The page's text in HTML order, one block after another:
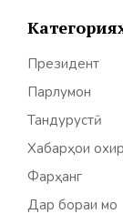
Президент
Парлумон
Тандурустӣ
Хабарҳои
Фарҳанг
Дар бораи мо